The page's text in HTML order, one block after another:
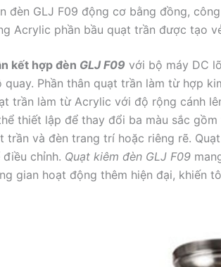
đèn GLJ F09 động cơ bằng đồng,
Acrylic phần bầu quạt trần được tạo
kết hợp đèn GLJ F09 với bộ máy DC
quay. Phần thân quạt trần làm từ hợp
trần làm từ Acrylic với độ rộng cánh
thiết lập để thay đổi ba màu sắc
trần và đèn trang trí hoặc riêng rẽ.
chỉnh. Quạt kiêm đèn GLJ F09
gian hoạt động thêm hiện đại, khiến